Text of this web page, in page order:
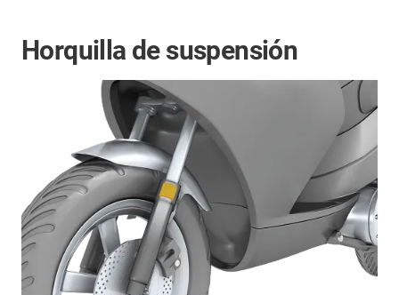
Horquilla de suspensión